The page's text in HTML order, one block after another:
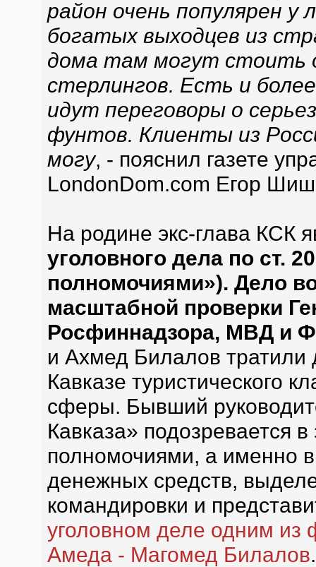
район очень популярен у
богатых выходцев из
дома там могут стоить
стерлингов. Есть и
идут переговоры о
фунтов. Клиенты из
могу, - пояснил газете
LondonDom.com Егор
На родине экс-глава КСК
уголовного дела по ст.
полномочиями»). Дело
масштабной проверки
Росфиннадзора, МВД и
и Ахмед Билалов тратили
Кавказе туристического
сферы. Бывший
Кавказа» подозревается
полномочиями, а именно
денежных средств,
командировки и
уголовном деле одним из
Амеда - Магомед Билалов.